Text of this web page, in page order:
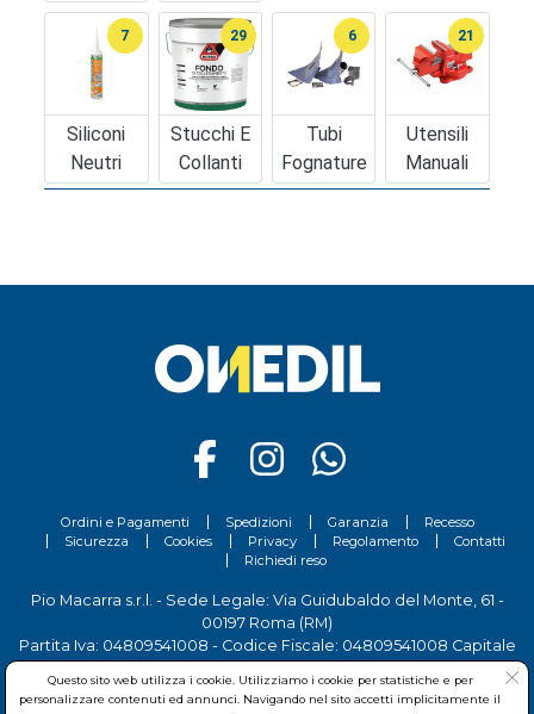
Siliconi
Neutri
7
Stucchi E
Collanti
29
Tubi
Fognature
6
Utensili
Manuali
21
Ordini e Pagamenti Spedizioni Garanzia
Recesso
Sicurezza
Cookies Privacy Regolamento
Contatti
Richiedi reso
Pio Macarra s.r.l. - Sede Legale: Via Guidubaldo del Monte, 61 -
00197 Roma (RM)
Partita Iva: 04809541008 - Codice Fiscale: 04809541008 Capitale
Tel.
- Sede Operativa: Via delle Imprese, 7 - 00030
Questo sito web utilizza i cookie. Utilizziamo i cookie per statistiche e per
personalizzare contenuti ed annunci. Navigando nel sito accetti implicitamente il